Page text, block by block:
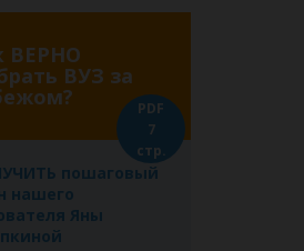
ВЕРНО
ВУЗ за
пошаговый
нашего
Яны
PDF
7
стр.